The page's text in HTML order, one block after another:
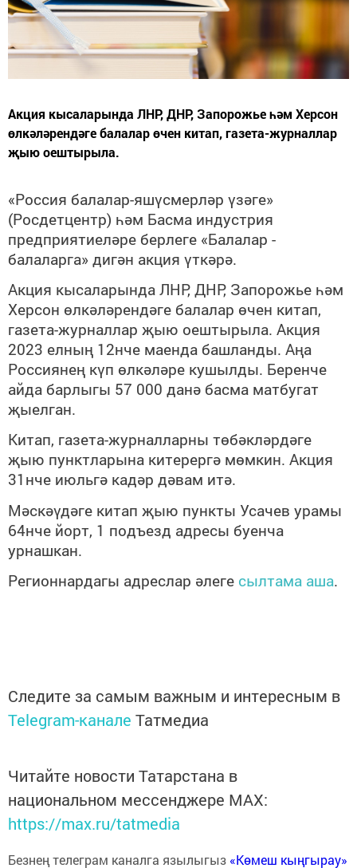
Акция кысаларында ЛНР, ДНР, Запорожье һәм Херсон
өлкәләрендәге балалар өчен китап, газета-журналлар
җыю оештырыла.
«Россия балалар-яшүсмерләр үзәге»
(Росдетцентр) һәм Басма индустрия
предприятиеләре берлеге «Балалар -
балаларга» дигән акция үткәрә.
Акция кысаларында ЛНР, ДНР, Запорожье һәм
Херсон өлкәләрендәге балалар өчен китап,
газета-журналлар җыю оештырыла. Акция
2023 елның 12нче маенда башланды. Аңа
Россиянең күп өлкәләре кушылды. Беренче
айда барлыгы 57 000 данә басма матбугат
җыелган.
Китап, газета-журналларны төбәкләрдәге
җыю пунктларына китерергә мөмкин. Акция
31нче июльгә кадәр дәвам итә.
Мәскәүдәге китап җыю пункты Усачев урамы
64нче йорт, 1 подъезд адресы буенча
урнашкан.
Регионнардагы адреслар әлеге сылтама аша.
Следите за самым важным и интересным в
Telegram-канале Татмедиа
Читайте новости Татарстана в
национальном мессенджере MАХ:
https://max.ru/tatmedia
Безнең телеграм каналга язылыгыз «Көмеш кыңгырау»